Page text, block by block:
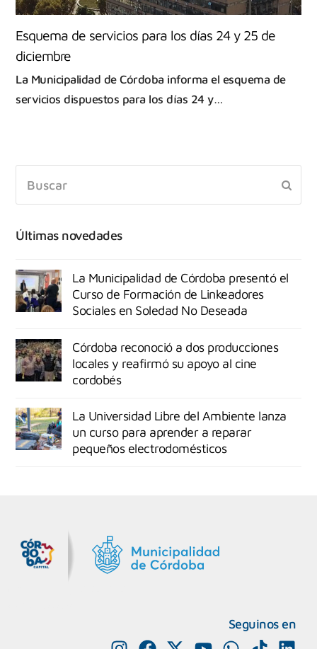
Esquema de servicios para los días 24 y 25 de
diciembre
La Municipalidad de Córdoba informa el esquema de
servicios dispuestos para los días 24 y…
Últimas novedades
La Municipalidad de Córdoba presentó el
Curso de Formación de Linkeadores
Sociales en Soledad No Deseada
Córdoba reconoció a dos producciones
locales y reafirmó su apoyo al cine
cordobés
La Universidad Libre del Ambiente lanza
un curso para aprender a reparar
pequeños electrodomésticos
Seguinos en